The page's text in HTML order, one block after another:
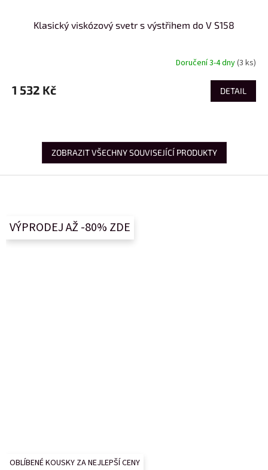
Klasický viskózový svetr s výstřihem do V S158
Doručení 3-4 dny(3 ks)
1 532 Kč DETAIL
ZOBRAZIT VŠECHNY SOUVISEJÍCÍ PRODUKTY
VÝPRODEJ AŽ -80% ZDE
OBLÍBENÉ KOUSKY ZA NEJLEPŠÍ CENY